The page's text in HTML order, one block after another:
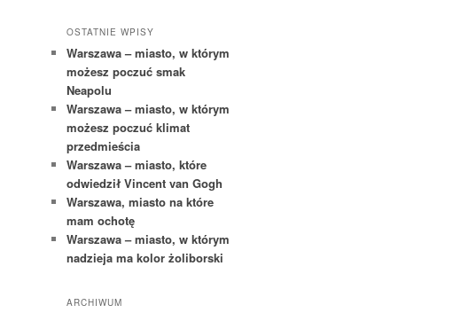
OSTATNIE WPISY
Warszawa – miasto, w którym
możesz poczuć smak
Neapolu
Warszawa – miasto, w którym
możesz poczuć klimat
przedmieścia
Warszawa – miasto, które
odwiedził Vincent van Gogh
Warszawa, miasto na które
mam ochotę
Warszawa – miasto, w którym
nadzieja ma kolor żoliborski
ARCHIWUM